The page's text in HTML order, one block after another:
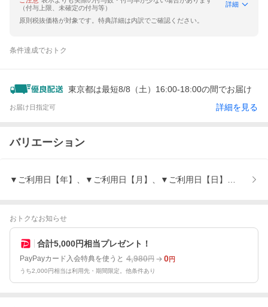
（付与上限、未確定の付与等）
詳細
原則税抜価格が対象です。特典詳細は内訳でご確認ください。
条件達成でおトク
東京都は最短8/8（土）16:00-18:00の間でお届け
お届け日指定可 詳細を見る
バリエーション
▼ご利用日【年】、▼ご利用日【月】、▼ご利用日【日】、※お申
おトクなお知らせ
合計5,000円相当プレゼント！
PayPayカード入会特典を使うと 4,980円 0円
うち2,000円相当は利用先・期間限定。他条件あり